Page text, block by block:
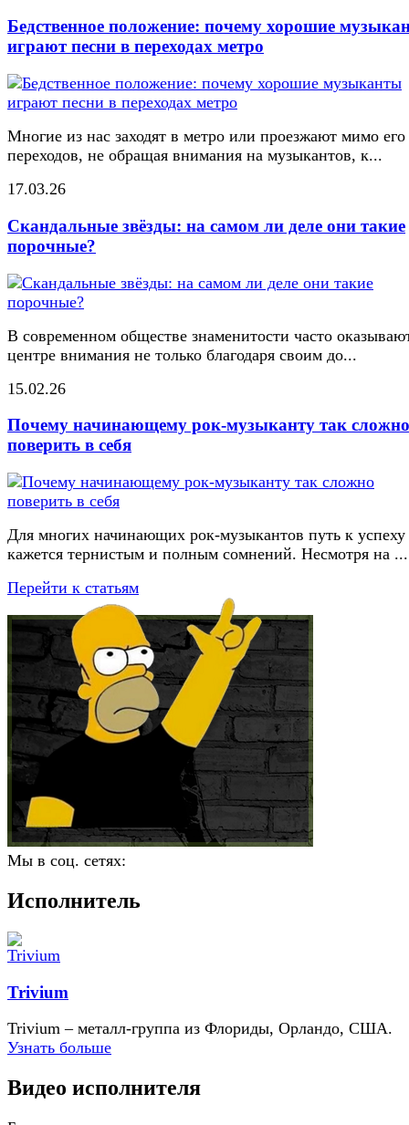
Бедственное положение: почему хорошие
играют песни в переходах метро
Многие из нас заходят в метро или проезжают мимо его
переходов, не обращая внимания на музыкантов, к...
17.03.26
Скандальные звёзды: на самом ли деле они такие
порочные?
В современном обществе знаменитости часто
центре внимания не только благодаря своим до...
15.02.26
Почему начинающему рок-музыканту так сложно
поверить в себя
Для многих начинающих рок-музыкантов путь к успеху
кажется тернистым и полным сомнений. Несмотря на ...
Перейти к статьям
Мы в соц. сетях:
Исполнитель
Trivium
Trivium – металл-группа из Флориды, Орландо, США.
Узнать больше
Видео исполнителя